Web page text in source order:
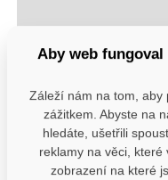
Aby web
Záleží nám na tom, aby
zážitkem. Abyste na
hledáte, ušetřili
reklamy na věci, které
zobrazení na které